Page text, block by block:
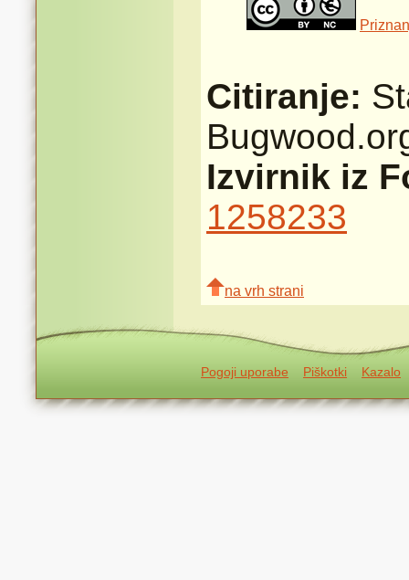
Citiranje:
Izvirnik iz
1258233
na vrh strani
Pogoji uporabe Piškotki Kazalo